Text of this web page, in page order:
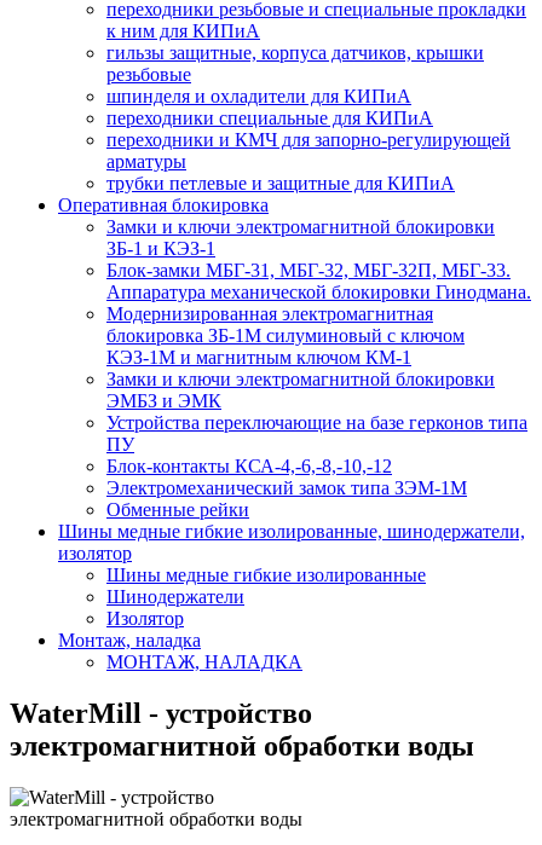
переходники резьбовые и специальные прокладки
к ним для КИПиА
гильзы защитные, корпуса датчиков, крышки
резьбовые
шпинделя и охладители для КИПиА
переходники специальные для КИПиА
переходники и КМЧ для запорно-регулирующей
арматуры
трубки петлевые и защитные для КИПиА
Оперативная блокировка
Замки и ключи электромагнитной блокировки
ЗБ-1 и КЭЗ-1
Блок-замки МБГ-31, МБГ-32, МБГ-32П, МБГ-33.
Аппаратура механической блокировки Гинодмана.
Модернизированная электромагнитная
блокировка ЗБ-1М силуминовый с ключом
КЭЗ-1М и магнитным ключом КМ-1
Замки и ключи электромагнитной блокировки
ЭМБЗ и ЭМК
Устройства переключающие на базе герконов типа
ПУ
Блок-контакты КСА-4,-6,-8,-10,-12
Электромеханический замок типа ЗЭМ-1М
Обменные рейки
Шины медные гибкие изолированные, шинодержатели,
изолятор
Шины медные гибкие изолированные
Шинодержатели
Изолятор
Монтаж, наладка
МОНТАЖ, НАЛАДКА
WaterMill - устройство
электромагнитной обработки воды